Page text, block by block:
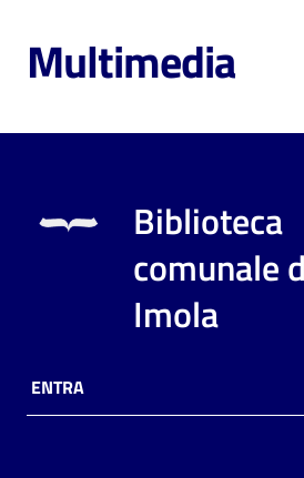
puoi
Risorse
online
Multimedia
Biblioteca
comunale
Imola
ENTRA